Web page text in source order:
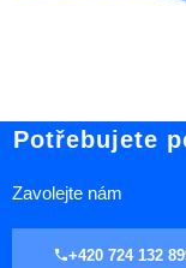
Potřebujete
Zavolejte nám
+420 724 132